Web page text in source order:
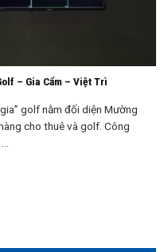
– Gia Cẩm – Việt Trì
golf nằm đối diện Mường
cho thuê và golf. Công